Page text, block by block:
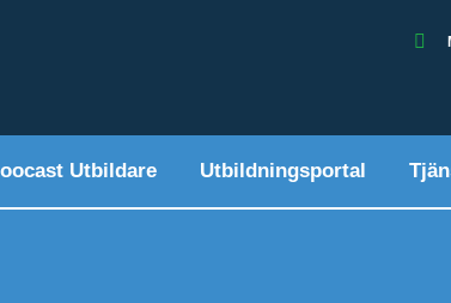
Utbildare Utbildningsportal